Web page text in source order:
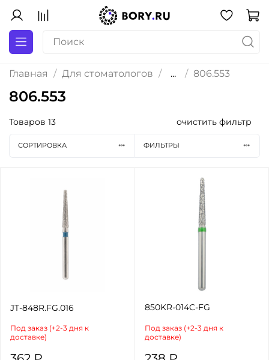
Главная Для стоматологов ... 806.553
806.553
Товаров 13 очистить фильтр
СОРТИРОВКА ФИЛЬТРЫ
JT-848R.FG.016
Под заказ (+2-3 дня к
доставке)
850KR-014C-FG
Под заказ (+2-3 дня к
доставке)